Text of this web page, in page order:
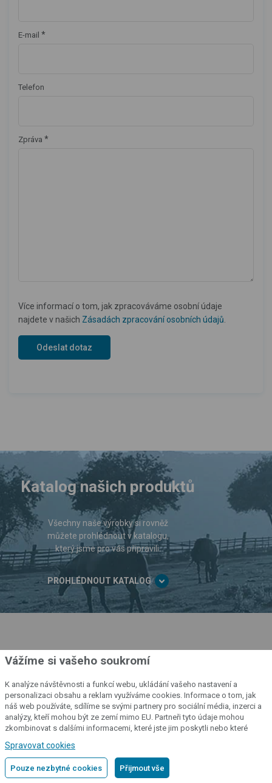
E-mail *
Telefon
Zpráva *
Více informací o tom, jak zpracováváme osobní údaje
najdete v našich Zásadách zpracování osobních údajů
Katalog našich produktů
Všechny naše výrobky si rovněž
můžete prohlédnout v katalogu,
který jsme pro vás připravili.
PROHLÉDNOUT KATALOG
Přihlásit se k odběru novinek
výrobků, jak se o výrobky starat nebojak na ně získat slevu.
Přihlásit se
Vážíme si vašeho soukromí
K analýze návštěvnosti a funkcí webu, ukládání vašeho nastavení a
personalizaci obsahu a reklam využíváme cookies. Informace o tom, jak
náš web používáte, sdílíme se svými partnery pro sociální média, inzerci a
analýzy, kteří mohou být ze zemí mimo EU. Partneři tyto údaje mohou
zkombinovat s dalšími informacemi, které jste jim poskytli nebo které
Spravovat cookies
Pouze nezbytné cookies Přijmout vše